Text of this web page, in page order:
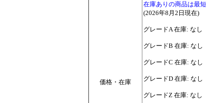
価格・在庫
在庫ありの商品は最
(2026年8月2日現在)
グレードA 在庫: なし
グレードB 在庫: なし
グレードC 在庫: なし
グレードD 在庫: なし
グレードZ 在庫: なし